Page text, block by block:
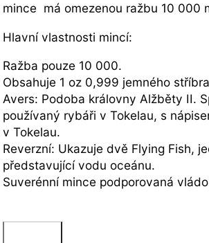
mince má omezenou ražbu 10 000
Hlavní vlastnosti mincí:
Ražba pouze 10 000.
Obsahuje 1 oz 0,999 jemného
Avers: Podoba královny Alžběty II.
používaný rybáři v Tokelau, s
v Tokelau.
Reverzní: Ukazuje dvě Flying Fish,
představující vodu oceánu.
Suverénní mince podporovaná